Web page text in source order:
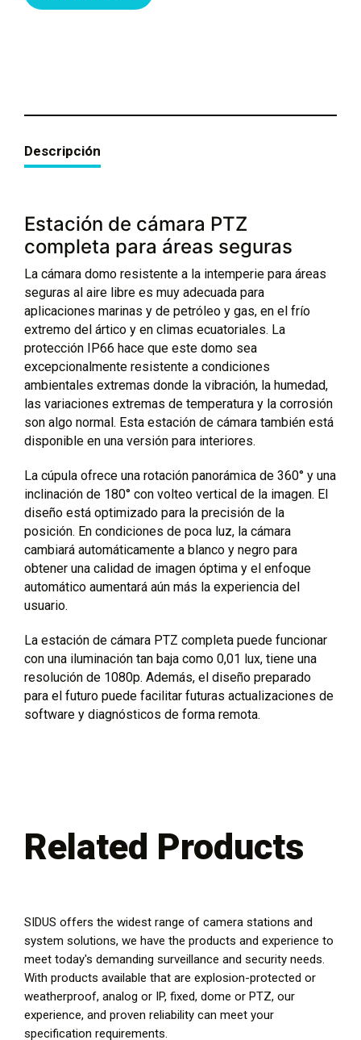
Descripción
Estación de cámara PTZ
completa para áreas seguras
La cámara domo resistente a la intemperie para áreas
seguras al aire libre es muy adecuada para
aplicaciones marinas y de petróleo y gas, en el frío
extremo del ártico y en climas ecuatoriales. La
protección IP66 hace que este domo sea
excepcionalmente resistente a condiciones
ambientales extremas donde la vibración, la humedad,
las variaciones extremas de temperatura y la corrosión
son algo normal. Esta estación de cámara también está
disponible en una versión para interiores.
La cúpula ofrece una rotación panorámica de 360° y una
inclinación de 180° con volteo vertical de la imagen. El
diseño está optimizado para la precisión de la
posición. En condiciones de poca luz, la cámara
cambiará automáticamente a blanco y negro para
obtener una calidad de imagen óptima y el enfoque
automático aumentará aún más la experiencia del
usuario.
La estación de cámara PTZ completa puede funcionar
con una iluminación tan baja como 0,01 lux, tiene una
resolución de 1080p. Además, el diseño preparado
para el futuro puede facilitar futuras actualizaciones de
software y diagnósticos de forma remota.
Related Products
SIDUS offers the widest range of camera stations and
system solutions, we have the products and experience to
meet today's demanding surveillance and security needs.
With products available that are explosion-protected or
weatherproof, analog or IP, fixed, dome or PTZ, our
experience, and proven reliability can meet your
specification requirements.